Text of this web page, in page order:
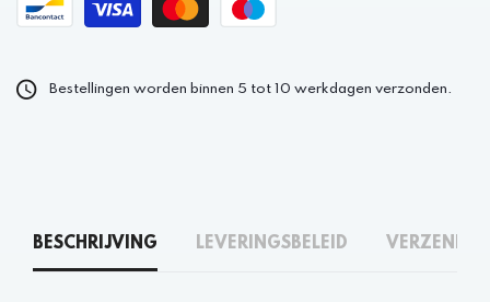
Bestellingen worden binnen 5 tot 10 werkdagen verzonden.
BESCHRIJVING LEVERINGSBELEID